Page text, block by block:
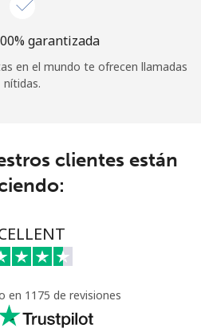
garantizada
en el mundo te ofrecen llamadas
nítidas.
clientes están
en 1175 de revisiones